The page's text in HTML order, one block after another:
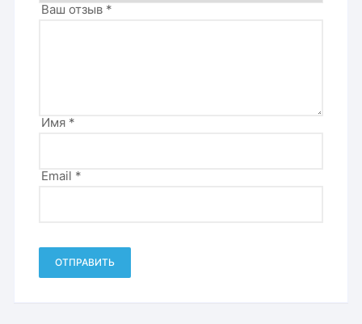
Ваш отзыв *
Имя *
Email *